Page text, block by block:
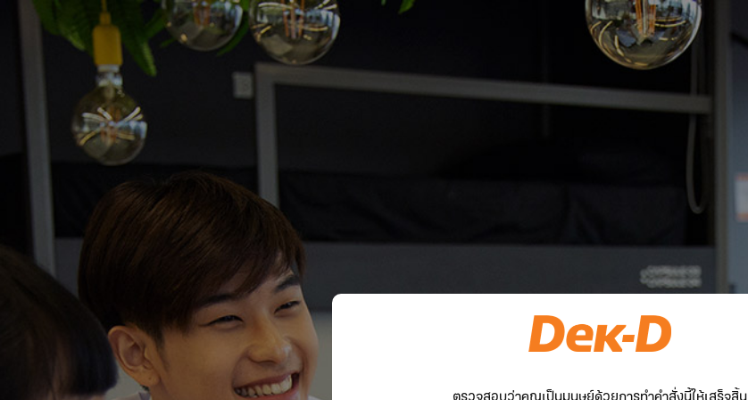
ตรวจสอบว่าคุณเป็นมนุษย์ด้วยการทำคำสั่งนี้ให้เสร็จสิ้น